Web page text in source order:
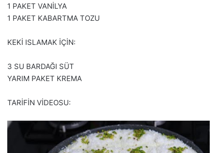
1 PAKET VANİLYA
1 PAKET KABARTMA TOZU
KEKİ ISLAMAK İÇİN:
3 SU BARDAĞI SÜT
YARIM PAKET KREMA
TARİFİN VİDEOSU: